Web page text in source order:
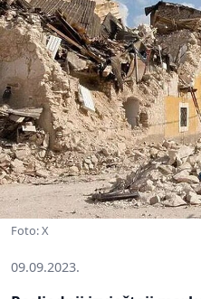
Foto: X
09.09.2023.